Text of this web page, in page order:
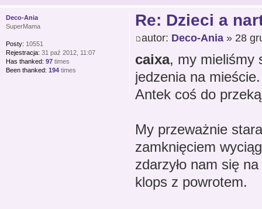
Re: Dzieci a
autor: Deco-Ania» 28
caixa, my mieliśmy
jedzenia na
Antek coś do
My przeważnie
zamknięciem
zdarzyło nam się
klops z powrotem.
Deco-Ania
SuperMama
Posty: 10551
Rejestracja: 31 paź 2012, 11:07
Has thanked: 97 times
Been thanked: 194 times